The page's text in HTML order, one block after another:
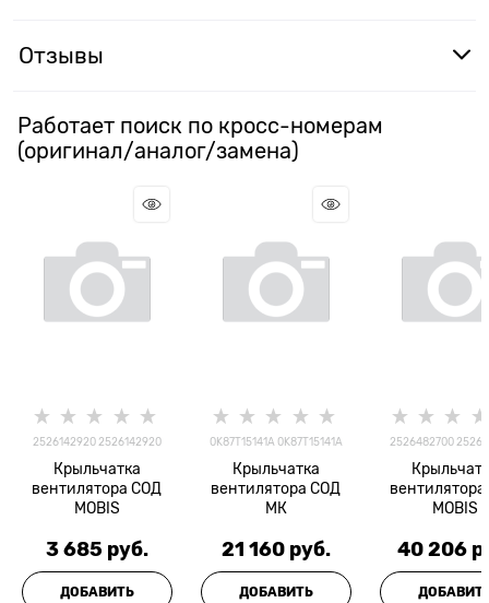
Отзывы
Работает поиск по кросс-номерам
(оригинал/аналог/замена)
2526142920 2526142920
Крыльчатка
вентилятора СОД
MOBIS
3 685 руб.
ДОБАВИТЬ
0K87T15141A 0K87T15141A
Крыльчатка
вентилятора СОД
МК
21 160 руб.
ДОБАВИТЬ
2526482700
MOBIS
40 206